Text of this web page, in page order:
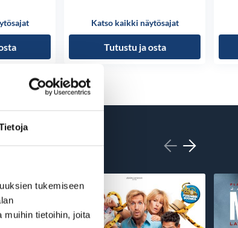
tukemiseen
muihin tietoihin, joita
Katso kaikki näytösajat
Tutustu ja osta